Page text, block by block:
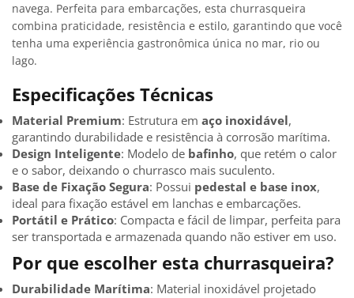
navega. Perfeita para embarcações, esta churrasqueira
combina praticidade, resistência e estilo, garantindo que você
tenha uma experiência gastronômica única no mar, rio ou
lago.
Especificações Técnicas
Material Premium: Estrutura em aço inoxidável,
garantindo durabilidade e resistência à corrosão marítima.
Design Inteligente: Modelo de bafinho, que retém o calor
e o sabor, deixando o churrasco mais suculento.
Base de Fixação Segura: Possui pedestal e base inox,
ideal para fixação estável em lanchas e embarcações.
Portátil e Prático: Compacta e fácil de limpar, perfeita para
ser transportada e armazenada quando não estiver em uso.
Por que escolher esta churrasqueira?
Durabilidade Marítima: Material inoxidável projetado